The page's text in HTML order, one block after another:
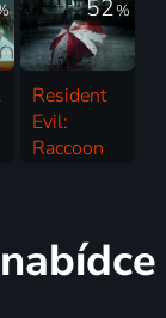
52%
Resident
Evil:
Raccoon